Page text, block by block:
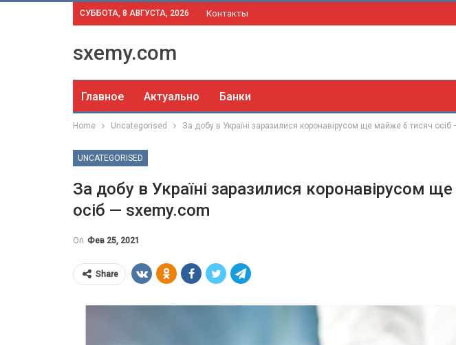
СУББОТА, 8 АВГУСТА, 2026 Контакты
sxemy.com
Главное Актуально Банки
Home Uncategorised За добу в Україні заразилися коронавірусом ще майже 6 тисяч
UNCATEGORISED
За добу в Україні заразилися коронавірусом
осіб — sxemy.com
On Фев 25, 2021
Share